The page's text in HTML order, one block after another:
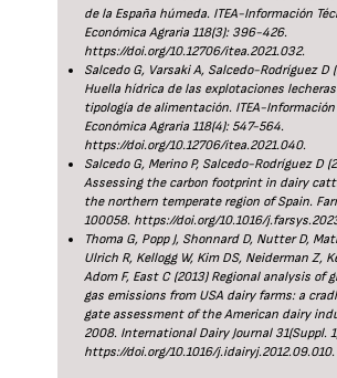
de la España húmeda. ITEA-Información
Económica Agraria 118(3): 396-426.
https://doi.org/10.12706/itea.2021.032.
Salcedo G, Varsaki A, Salcedo-Rodríguez D
Huella hídrica de las explotaciones
tipología de alimentación. ITEA-Información
Económica Agraria 118(4): 547-564.
https://doi.org/10.12706/itea.2021.040.
Salcedo G, Merino P, Salcedo-Rodríguez D
Assessing the carbon footprint in dairy
the northern temperate region of Spain.
100058. https://doi.org/10.1016/
Thoma G, Popp J, Shonnard D, Nutter D,
Ulrich R, Kellogg W, Kim DS, Neiderman Z,
Adom F, East C (2013) Regional analysis of
gas emissions from USA dairy farms: a
gate assessment of the American dairy
2008. International Dairy Journal 31(Suppl.
https://doi.org/10.1016/j.idairyj.2012.09.010.